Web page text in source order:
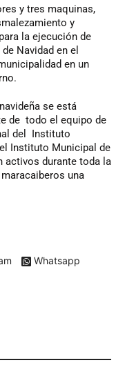
y tres maquinas,
y
la ejecución de
Navidad en el
en un
se está
de todo el equipo de
del Instituto
Instituto Municipal de
activos durante toda la
una
Whatsapp